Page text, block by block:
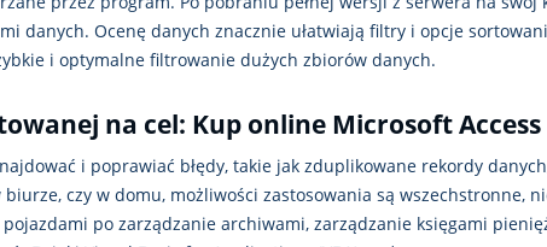
danych. Ocenę danych znacznie ułatwiają filtry i opcje
i optymalne filtrowanie dużych zbiorów danych.
na cel: Kup online Microsoft
i poprawiać błędy, takie jak zduplikowane rekordy
czy w domu, możliwości zastosowania są wszechstronne,
po zarządzanie archiwami, zarządzanie księgami